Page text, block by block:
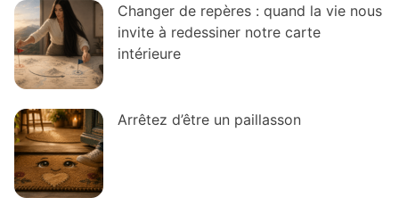
Changer de repères : quand la vie nous
invite à redessiner notre carte
intérieure
Arrêtez d’être un paillasson